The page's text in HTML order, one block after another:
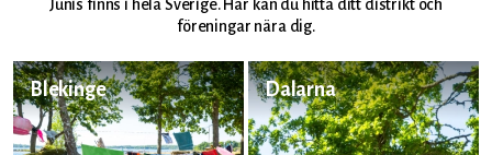
Junis finns i hela Sverige. Här kan du hitta ditt distrikt och
föreningar nära dig.
Blekinge Dalarna